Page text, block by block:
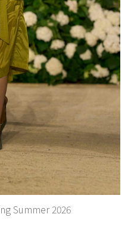
Summer 2026